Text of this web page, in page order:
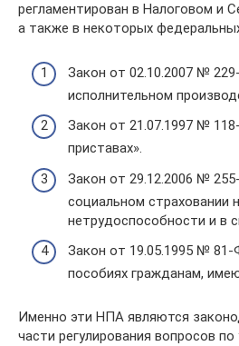
регламентирован в Налоговом и
а также в некоторых
Закон от 02.10.2007 №
исполнительном
Закон от 21.07.1997 №
приставах».
Закон от 29.12.2006 №
социальном страховании
нетрудоспособности и в
Закон от 19.05.1995 №
пособиях гражданам,
Именно эти НПА являются
части регулирования вопросов